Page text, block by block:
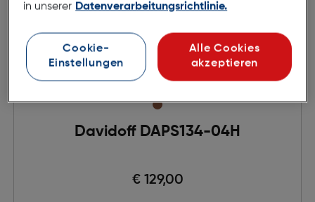
Davidoff DAPS134-04H
€ 129,00
in unserer Datenverarbeitungsrichtlinie.
Cookie-
Einstellungen
Alle Cookies
akzeptieren